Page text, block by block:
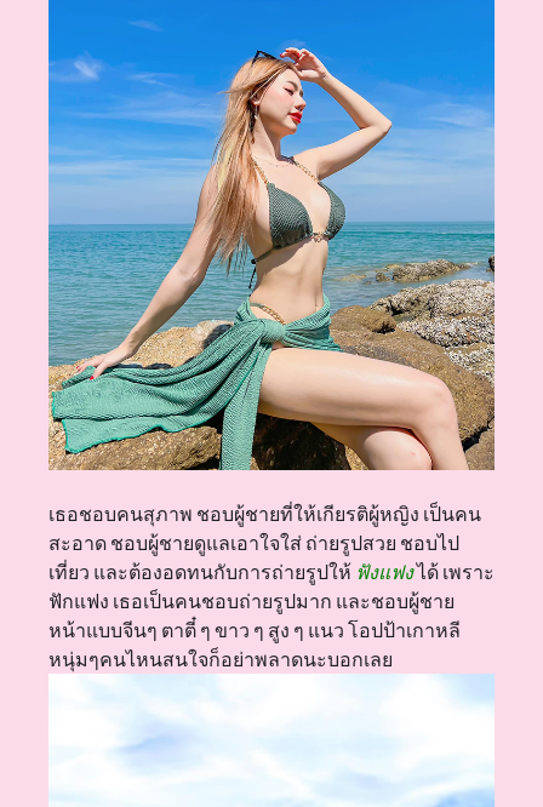
เธอชอบคนสุภาพ ชอบผู้ชายที่ให้เกียรติผู้หญิง เป็นคน
สะอาด ชอบผู้ชายดูแลเอาใจใส่ ถ่ายรูปสวย ชอบไป
เที่ยว และต้องอดทนกับการถ่ายรูปให้ ฟังแฟงได้ เพราะ
ฟักแฟง เธอเป็นคนชอบถ่ายรูปมาก และชอบผู้ชาย
หน้าแบบจีนๆ ตาตี๋ ๆ ขาว ๆ สูง ๆ แนว โอปป้าเกาหลี
หนุ่มๆคนไหนสนใจก็อย่าพลาดนะบอกเลย